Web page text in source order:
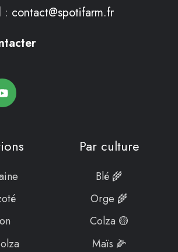
: contact@spotifarm.fr
Par culture
Blé 🌾
Orge 🌾
Colza 🟡
Maïs 🌽